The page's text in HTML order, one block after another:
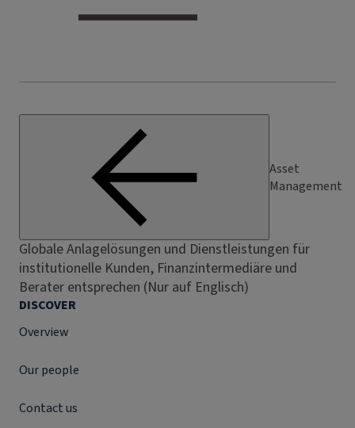
Asset
Management
Globale Anlagelösungen und Dienstleistungen für
institutionelle Kunden, Finanzintermediäre und
Berater entsprechen (Nur auf Englisch)
DISCOVER
Overview
Our people
Contact us